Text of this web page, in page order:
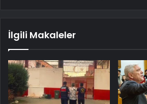
İlgili Makaleler